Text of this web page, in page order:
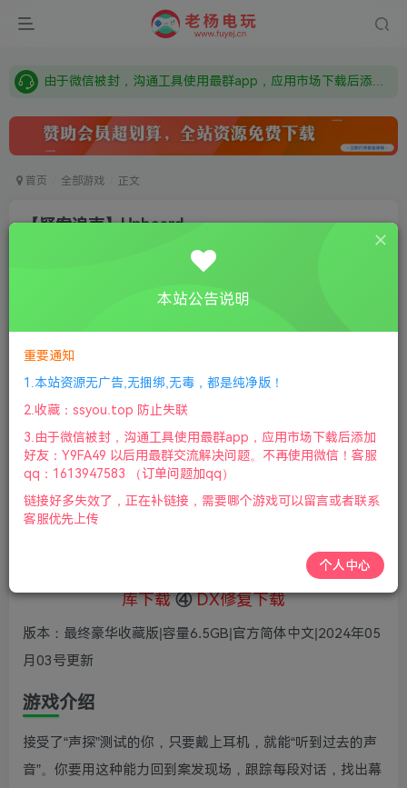
需要什么游戏请联系客服，若链接失效请联系客服，百度网盘边上的激活码也是解压密码
由于微信被封，沟通工具使用最群app，应用市场下载后添加好友：Y9FA49 以后用最群交流解决问题。不再使用微信！
首页 全部游戏 正文
【疑案追声】Unheard
【疑案追声】Unheard
此内容为付费资源，请付费后查看
鲜花 5
赞助会员 免费
付费资源
③ 游戏运行
库下载 ④ DX修复下载
版本：最终豪华收藏版|容量6.5GB|官方简体中文|2024年05
月03号更新
游戏介绍
接受了“声探”测试的你，只要戴上耳机，就能“听到过去的声
音”。你要用这种能力回到案发现场，跟踪每段对话，找出幕
本站公告说明
重要通知
1.本站资源无广告,无捆绑,无毒，都是纯净版！
2.收藏：ssyou.top 防止失联
3.由于微信被封，沟通工具使用最群app，应用市场下载后添加
好友：Y9FA49 以后用最群交流解决问题。不再使用微信！客服
qq：1613947583 （订单问题加qq）
链接好多失效了，正在补链接，需要哪个游戏可以留言或者联系
客服优先上传
个人中心